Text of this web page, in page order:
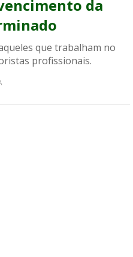
da
que trabalham no
profissionais.